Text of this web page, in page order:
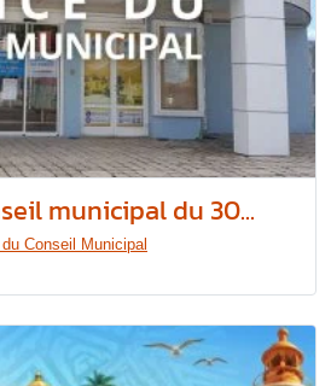
municipal du 30...
Conseil Municipal